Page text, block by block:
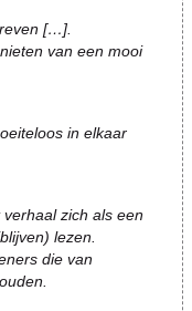
[…].
van een mooi
in elkaar
zich als een
lezen.
die van